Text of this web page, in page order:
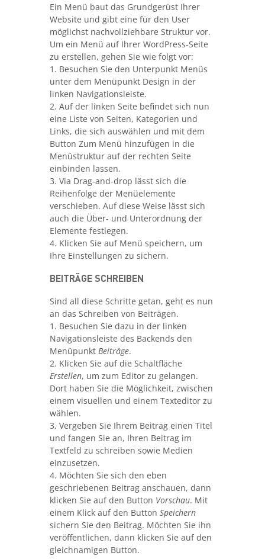
Ein Menü baut das Grundgerüst Ihrer
Website und gibt eine für den User
möglichst nachvollziehbare Struktur vor.
Um ein Menü auf Ihrer WordPress-Seite
zu erstellen, gehen Sie wie folgt vor:
1. Besuchen Sie den Unterpunkt Menüs
unter dem Menüpunkt Design in der
linken Navigationsleiste.
2. Auf der linken Seite befindet sich nun
eine Liste von Seiten, Kategorien und
Links, die sich auswählen und mit dem
Button Zum Menü hinzufügen in die
Menüstruktur auf der rechten Seite
einbinden lassen.
3. Via Drag-and-drop lässt sich die
Reihenfolge der Menüelemente
verschieben. Auf diese Weise lässt sich
auch die Über- und Unterordnung der
Elemente festlegen.
4. Klicken Sie auf Menü speichern, um
Ihre Einstellungen zu sichern.
BEITRÄGE SCHREIBEN
Sind all diese Schritte getan, geht es nun
an das Schreiben von Beiträgen.
1. Besuchen Sie dazu in der linken
Navigationsleiste des Backends den
Menüpunkt Beiträge.
2. Klicken Sie auf die Schaltfläche
Erstellen, um zum Editor zu gelangen.
Dort haben Sie die Möglichkeit, zwischen
einem visuellen und einem Texteditor zu
wählen.
3. Vergeben Sie Ihrem Beitrag einen Titel
und fangen Sie an, Ihren Beitrag im
Textfeld zu schreiben sowie Medien
einzusetzen.
4. Möchten Sie sich den eben
geschriebenen Beitrag anschauen, dann
klicken Sie auf den Button Vorschau. Mit
einem Klick auf den Button Speichern
sichern Sie den Beitrag. Möchten Sie ihn
veröffentlichen, dann klicken Sie auf den
gleichnamigen Button.